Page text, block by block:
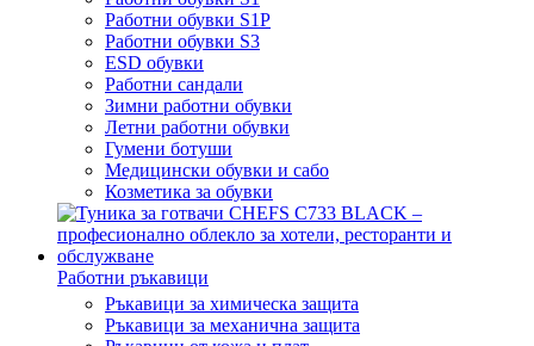
Работни обувки S1P
Работни обувки S3
ESD обувки
Работни сандали
Зимни работни обувки
Летни работни обувки
Гумени ботуши
Медицински обувки и сабо
Козметика за обувки
Работни ръкавици
Ръкавици за химическа защита
Ръкавици за механична защита